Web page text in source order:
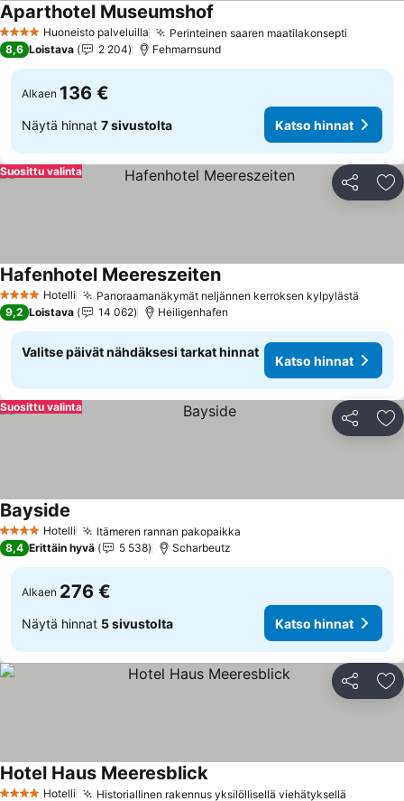
4 TähtiluokitusHuoneisto palveluilla Perinteinen saaren maatilakonsepti
Aparthotel Museumshof
8,6 Loistava 2 204 Fehmarnsund
Alkaen 136 €
Näytä hinnat 7 sivustolta Katso hinnat
Jaa
Suosittu valinta
4 Tähtiluokitus
Hotelli Panoraamanäkymät neljännen kerroksen kylpylästä
Hafenhotel Meereszeiten
9,2 Loistava 14 062 Heiligenhafen
Valitse päivät nähdäksesi tarkat hinnat
Katso hinnat
Jaa
Suosittu valinta
4 Tähtiluokitus
Hotelli Itämeren rannan pakopaikka
Bayside
8,4 Erittäin hyvä 5 538 Scharbeutz
Alkaen 276 €
Näytä hinnat 5 sivustolta Katso hinnat
Jaa
Hotelli Historiallinen rakennus yksilöllisellä viehätyksellä
Hotel Haus Meeresblick